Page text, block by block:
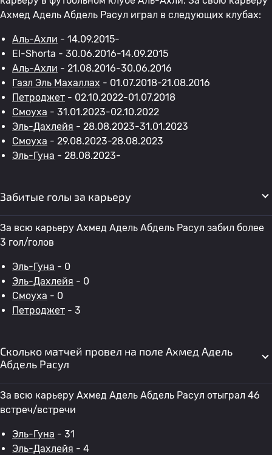
Ахмед Адель Абдель Расул играл в следующих клубах:
Аль-Ахли - 14.09.2015-
El-Shorta - 30.06.2016-14.09.2015
Аль-Ахли - 21.08.2016-30.06.2016
Газл Эль Махаллах - 01.07.2018-21.08.2016
Петроджет - 02.10.2022-01.07.2018
Смоуха - 31.01.2023-02.10.2022
Эль-Дахлейя - 28.08.2023-31.01.2023
Смоуха - 29.08.2023-28.08.2023
Эль-Гуна - 28.08.2023-
Забитые голы за карьеру
За всю карьеру Ахмед Адель Абдель Расул забил более
3 гол/голов
Эль-Гуна - 0
Эль-Дахлейя - 0
Смоуха - 0
Петроджет - 3
Сколько матчей провел на поле Ахмед Адель
Абдель Расул
За всю карьеру Ахмед Адель Абдель Расул отыграл 46
встреч/встречи
Эль-Гуна - 31
Эль-Дахлейя - 4